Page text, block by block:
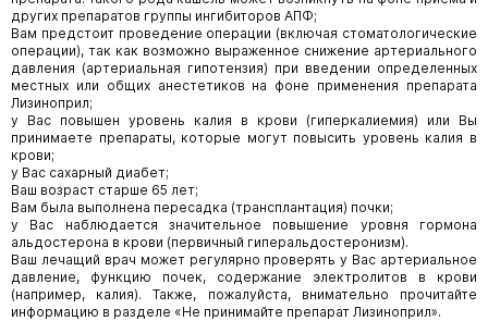
других препаратов группы ингибиторов АПФ;
Вам предстоит проведение операции (включая стоматологические
операции), так как возможно выраженное снижение артериального
давления (артериальная гипотензия) при введении определенных
местных или общих анестетиков на фоне применения препарата
Лизиноприл;
у Вас повышен уровень калия в крови (гиперкалиемия) или Вы
принимаете препараты, которые могут повысить уровень калия в
крови;
у Вас сахарный диабет;
Ваш возраст старше 65 лет;
Вам была выполнена пересадка (трансплантация) почки;
у Вас наблюдается значительное повышение уровня гормона
альдостерона в крови (первичный гиперальдостеронизм).
Ваш лечащий врач может регулярно проверять у Вас артериальное
давление, функцию почек, содержание электролитов в крови
(например, калия). Также, пожалуйста, внимательно прочитайте
информацию в разделе «Не принимайте препарат Лизиноприл».